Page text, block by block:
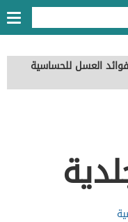
فوائد العسل للحساسية